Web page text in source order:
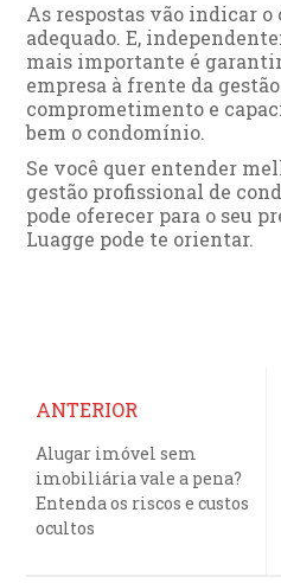
As respostas vão indicar
adequado. E,
mais importante é garantir
empresa à frente da
comprometimento e
bem o condomínio.
Se você quer entender
gestão profissional de
pode oferecer para o seu
Luagge pode te orientar.
ANTERIOR
Alugar imóvel sem
imobiliária vale a pena?
Entenda os riscos e custos
ocultos